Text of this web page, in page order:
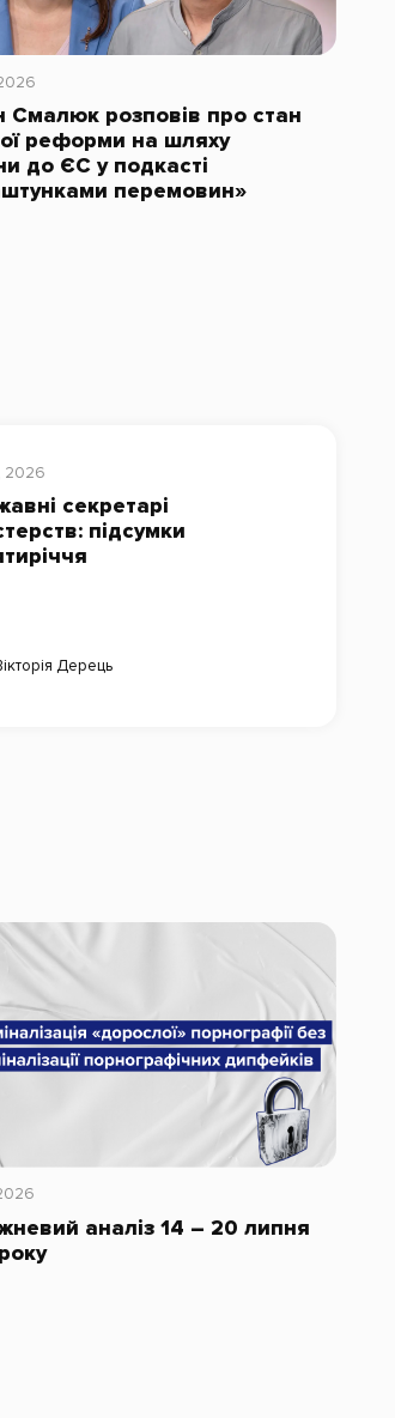
Смалюк розповів про стан
реформи на шляху
до ЄС у подкасті
перемовин»
2026
секретарі
підсумки
Дерець
аналіз 14 – 20 липня